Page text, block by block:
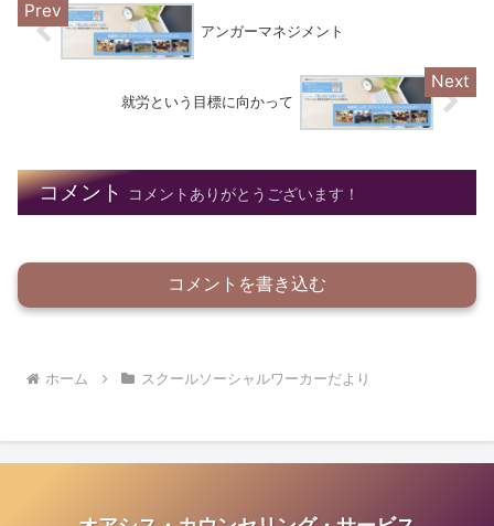
アンガーマネジメント
就労という目標に向かって
コメント コメントありがとうございます！
コメントを書き込む
ホーム スクールソーシャルワーカーだより